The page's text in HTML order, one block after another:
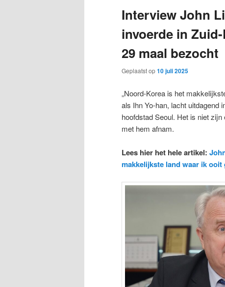
Interview John
invoerde in
29 maal bezocht
Geplaatst op10 juli 2025
„Noord-Korea is het
als Ihn Yo-han, lacht uitdagend
hoofdstad Seoul. Het is niet
met hem afnam.
Lees hier het hele artikel:
makkelijkste land waar ik ooit